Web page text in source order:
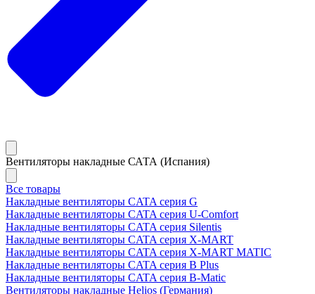
Вентиляторы накладные САТА (Испания)
Все товары
Накладные вентиляторы CATA серия G
Накладные вентиляторы CATA серия U-Comfort
Накладные вентиляторы CATA серия Silentis
Накладные вентиляторы CATA серия X-MART
Накладные вентиляторы CATA серия X-MART MATIC
Накладные вентиляторы CATA серия B Plus
Накладные вентиляторы CATA серия B-Matic
Вентиляторы накладные Helios (Германия)